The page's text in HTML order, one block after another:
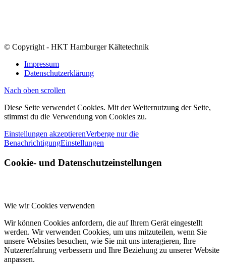
© Copyright - HKT Hamburger Kältetechnik
Impressum
Datenschutzerklärung
Nach oben scrollen
Diese Seite verwendet Cookies. Mit der Weiternutzung der Seite,
stimmst du die Verwendung von Cookies zu.
Einstellungen akzeptierenVerberge nur die
BenachrichtigungEinstellungen
Cookie- und Datenschutzeinstellungen
Wie wir Cookies verwenden
Wir können Cookies anfordern, die auf Ihrem Gerät eingestellt
werden. Wir verwenden Cookies, um uns mitzuteilen, wenn Sie
unsere Websites besuchen, wie Sie mit uns interagieren, Ihre
Nutzererfahrung verbessern und Ihre Beziehung zu unserer Website
anpassen.